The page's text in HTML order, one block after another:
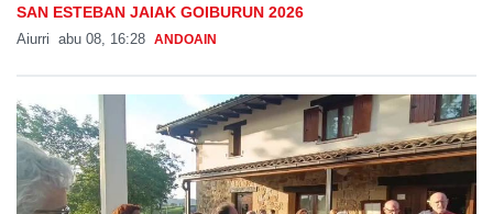
SAN ESTEBAN JAIAK GOIBURUN 2026
Aiurri abu 08, 16:28 ANDOAIN